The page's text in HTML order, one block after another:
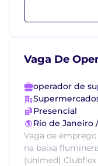
Vaga De
operador de
Presencial
Rio de Janeiro
Vaga de
na baixa
(unimed)